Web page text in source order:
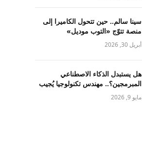
سينا سالم.. حين تتحول الكاميرا إلى
منصة تتوّج «التوب موديل»
أبريل 30, 2026
هل يستبدل الذكاء الاصطناعي
المبرمجين؟.. مهندس تكنولوجيا يُجيب
مايو 9, 2026